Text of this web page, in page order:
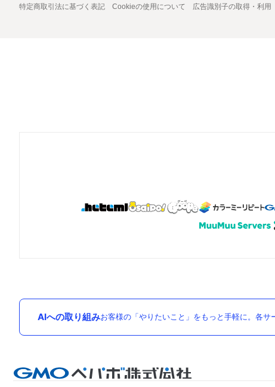
特定商取引法に基づく表記 Cookieの使用について 広告識別子の取得・利用
AIへの取り組みお客様の「やりたいこと」をもっと手軽に。各サ